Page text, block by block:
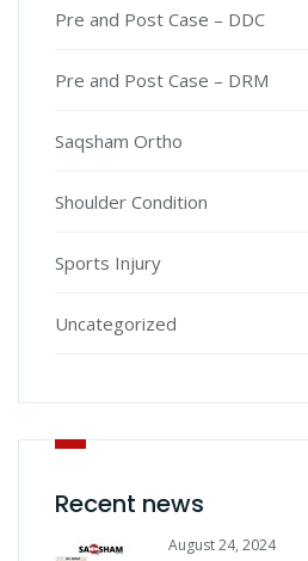
Pre and Post Case – DDC
Pre and Post Case – DRM
Saqsham Ortho
Shoulder Condition
Sports Injury
Uncategorized
Recent news
August 24, 2024